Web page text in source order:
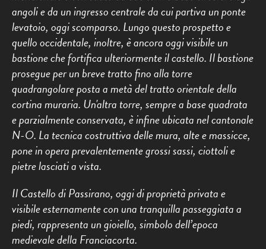
angoli e da un ingresso centrale da cui partiva un ponte
levatoio, oggi scomparso. Lungo questo prospetto e
quello occidentale, inoltre, è ancora oggi visibile un
bastione che fortifica ulteriormente il castello. Il bastione
prosegue per un breve tratto fino alla torre
quadrangolare posta a metà del tratto orientale della
cortina muraria. Un'altra torre, sempre a base quadrata
e parzialmente conservata, è infine ubicata nel cantonale
N-O. La tecnica costruttiva delle mura, alte e massicce,
pone in opera prevalentemente grossi sassi, ciottoli e
pietre lasciati a vista.
Il Castello di Passirano, oggi di proprietà privata e
visibile esternamente con una tranquilla passeggiata a
piedi, rappresenta un gioiello, simbolo dell’epoca
medievale della Franciacorta.